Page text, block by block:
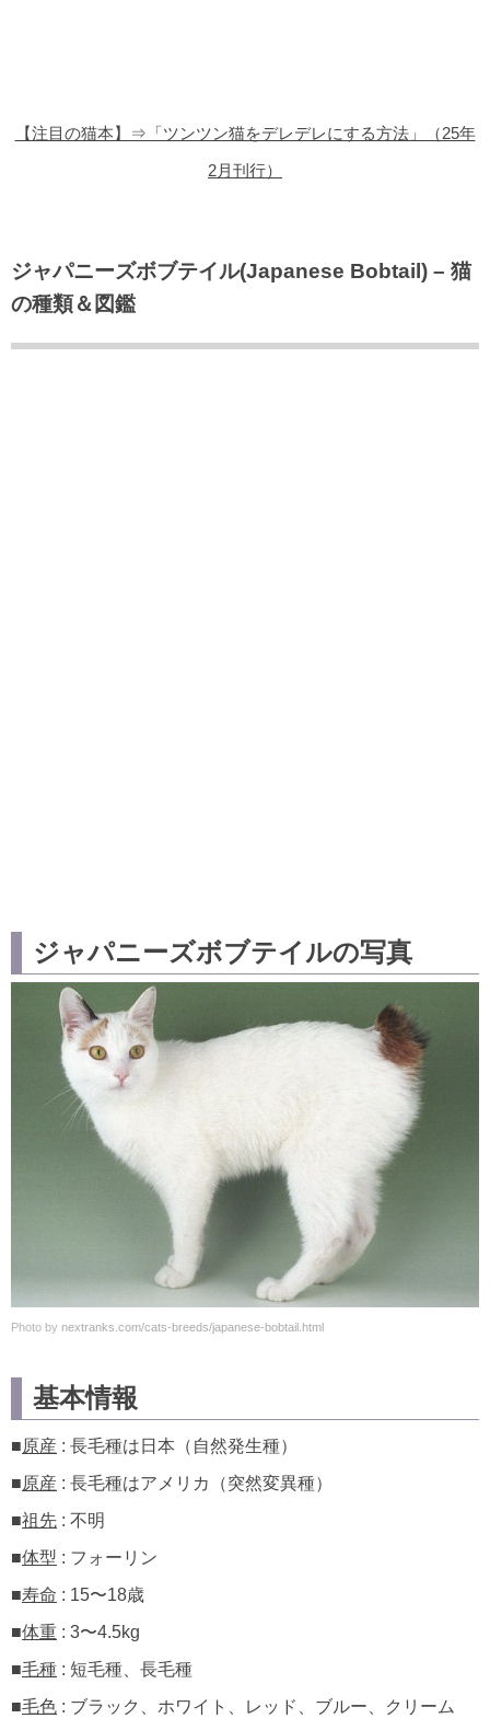
【注目の猫本】⇒「ツンツン猫をデレデレにする方法」（25年
2月刊行）
ジャパニーズボブテイル(Japanese Bobtail) – 猫
の種類＆図鑑
ジャパニーズボブテイルの写真
Photo by nextranks.com/cats-breeds/japanese-bobtail.html
基本情報
■原産 : 長毛種は日本（自然発生種）
■原産 : 長毛種はアメリカ（突然変異種）
■祖先 : 不明
■体型 : フォーリン
■寿命 : 15〜18歳
■体重 : 3〜4.5kg
■毛種 : 短毛種、長毛種
■毛色 : ブラック、ホワイト、レッド、ブルー、クリーム
猫のゲーム・アプリ
猫のフリー写真素材